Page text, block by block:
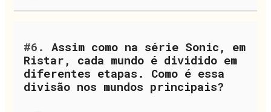
#6. Assim como na série Sonic, em
Ristar, cada mundo é dividido em
diferentes etapas. Como é essa
divisão nos mundos principais?